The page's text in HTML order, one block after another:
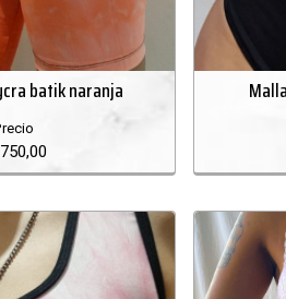
batik naranja